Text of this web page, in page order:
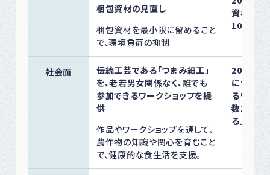
梱包資材の見直し
梱包資材を最小限に留めること
で、環境負荷の抑制
資材の再
100％を
社会面
伝統工芸である「つまみ細工」
を、老若男女関係なく、誰でも
参加できるワークショップを提
供
作品やワークショップを通して、
農作物の知識や関心を育むこと
で、健康的な食生活を支援。
2030年度
について
るワーク
数10回
る。